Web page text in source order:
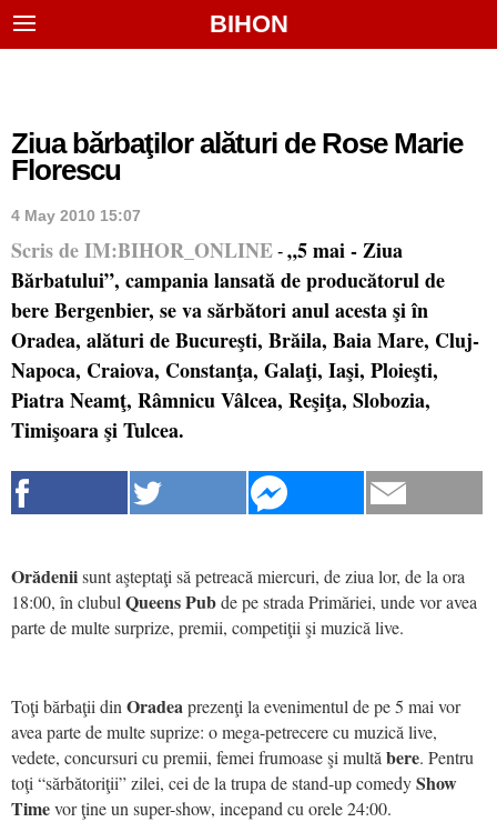
BIHON
Ziua bărbaţilor alături de Rose Marie
Florescu
4 May 2010 15:07
Scris de IM:BIHOR_ONLINE - „5 mai - Ziua
Bărbatului”, campania lansată de producătorul de
bere Bergenbier, se va sărbători anul acesta şi în
Oradea, alături de Bucureşti, Brăila, Baia Mare, Cluj-
Napoca, Craiova, Constanţa, Galaţi, Iaşi, Ploieşti,
Piatra Neamţ, Râmnicu Vâlcea, Reşiţa, Slobozia,
Timişoara şi Tulcea.
Orădeniisunt aşteptaţi să petreacă miercuri, de ziua lor, de la ora
18:00, în clubul Queens Pubde pe strada Primăriei, unde vor avea
parte de multe surprize, premii, competiţii şi muzică live.
Toţi bărbaţii din Oradeaprezenţi la evenimentul de pe 5 mai vor
avea parte de multe suprize: o mega-petrecere cu muzică live,
vedete, concursuri cu premii, femei frumoase şi multă bere. Pentru
toţi “sărbătoriţii” zilei, cei de la trupa de stand-up comedyShow
Timevor ţine un super-show, incepand cu orele 24:00.